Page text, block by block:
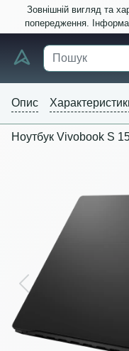
Зовнішній вигляд та
попередження.
Опис
Ноутбук Vivobook S
Previous